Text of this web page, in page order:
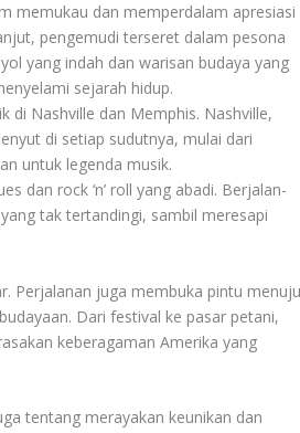
memukau dan memperdalam apresiasi
pengemudi terseret dalam pesona
yang indah dan warisan budaya yang
sejarah hidup.
di Nashville dan Memphis. Nashville,
di setiap sudutnya, mulai dari
untuk legenda musik.
dan rock ‘n’ roll yang abadi. Berjalan-
tak tertandingi, sambil meresapi
Perjalanan juga membuka pintu
Dari festival ke pasar petani,
keberagaman Amerika yang
tentang merayakan keunikan dan